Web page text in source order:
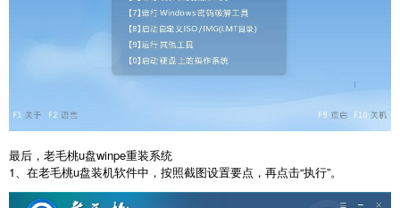
最后，老毛桃u盘winpe重装系统
1、在老毛桃u盘装机软件中，按照截图设置要点，再点击“执行”。